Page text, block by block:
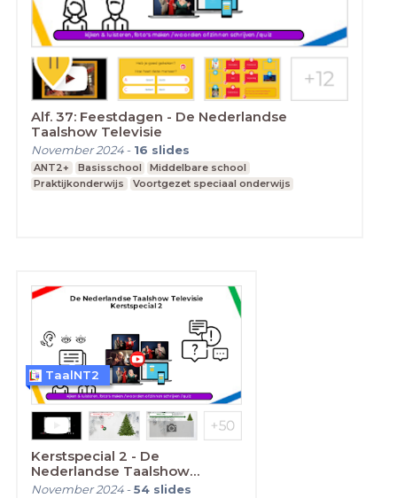
Alf. 37: Feestdagen - De Nederlandse
Taalshow Televisie
November 2024- 16 slides
ANT2+ Basisschool
Middelbare school
Praktijkonderwijs
Voortgezet speciaal onderwijs
Kerstspecial 2 - De
Nederlandse Taalshow
Televisie
November 2024-54 slides
TaalNT2